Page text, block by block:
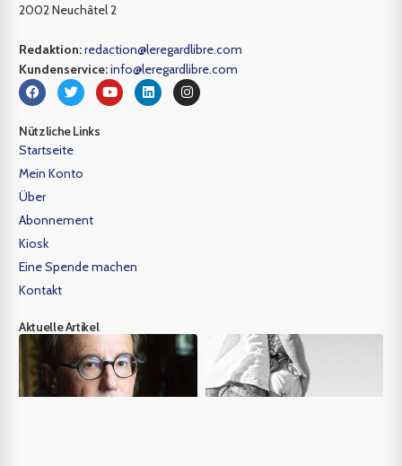
2002 Neuchâtel 2
Redaktion:redaction@leregardlibre.com
Kundenservice:info@leregardlibre.com
Nützliche Links
Startseite
Mein Konto
Über
Abonnement
Kiosk
Eine Spende machen
Kontakt
Aktuelle Artikel